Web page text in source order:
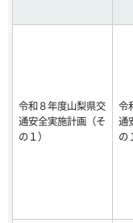
令和８年度山梨県交
通安全実施計画（そ
の１）
令
通
の